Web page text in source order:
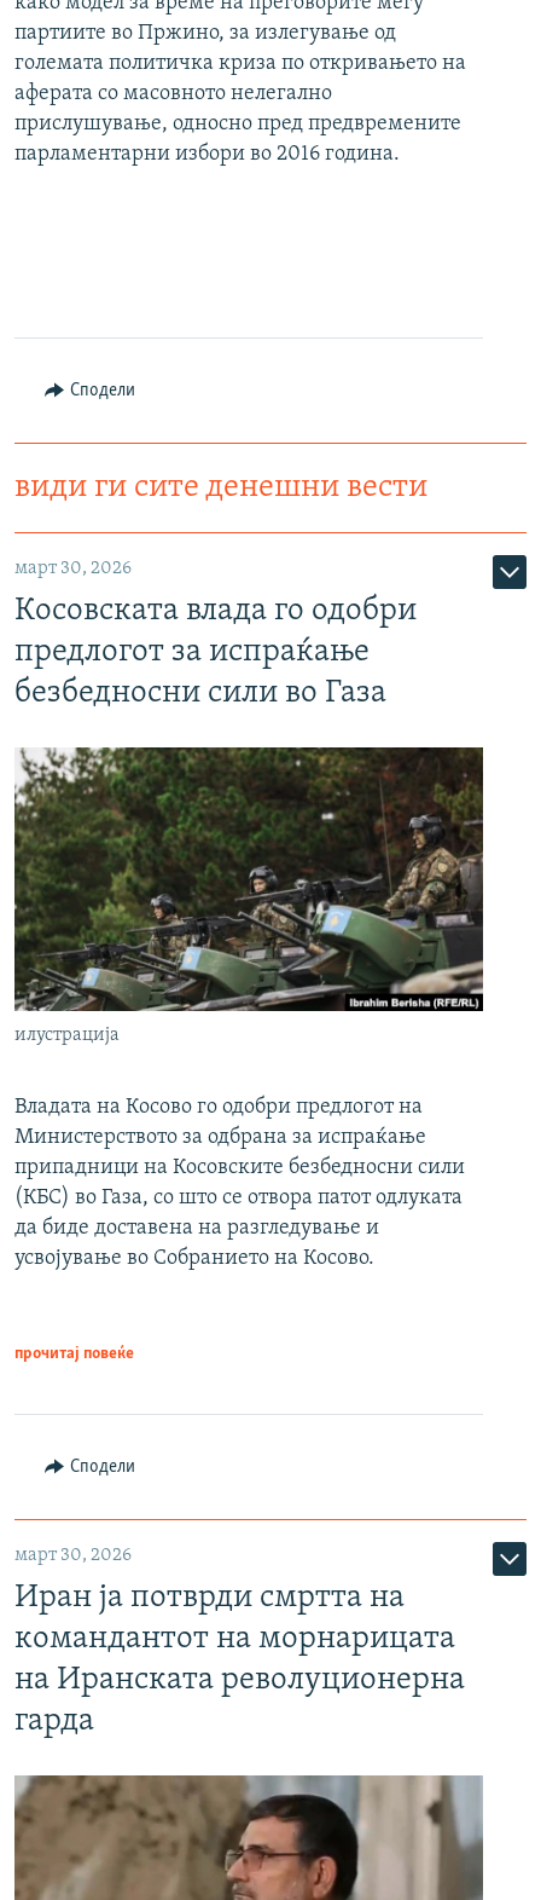
партиите во Пржино, за излегување од
големата политичка криза по откривањето на
аферата со масовното нелегално
прислушување, односно пред предвремените
парламентарни избори во 2016 година.
Сподели
види ги сите денешни вести
март 30, 2026
Косовската влада го одобри
предлогот за испраќање
безбедносни сили во Газа
илустрација
Владата на Косово го одобри предлогот на
Министерството за одбрана за испраќање
припадници на Косовските безбедносни сили
(КБС) во Газа, со што се отвора патот одлуката
да биде доставена на разгледување и
усвојување во Собранието на Косово.
прочитај повеќе
Сподели
март 30, 2026
Иран ја потврди смртта на
командантот на морнарицата
на Иранската револуционерна
гарда